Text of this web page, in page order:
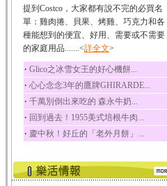
荔枝
荔枝性質溫和所含的營
養素有醣類、檸檬酸...
五味子
五味子性質溫熱所含營
養成分有揮發油、檸...
草魚
草魚含有維生素A、維生
素C、及豐富的蛋白...
提到Costco，大家都有說不完的必買名
單：雞肉捲、貝果、烤雞、巧克力和各
種能想到的便宜、好用、需要或不需要
的家庭用品.......<詳全文>
‧ Glico之冰雪女王的好心機餅...
‧ 心心念念3年的鷹牌GHIRARDE...
‧ 千萬別倒出來吃的 森永牛奶...
‧ 回到過去！1955美式培根牛肉...
‧ 慶中秋！好丘的「老外月餅」...